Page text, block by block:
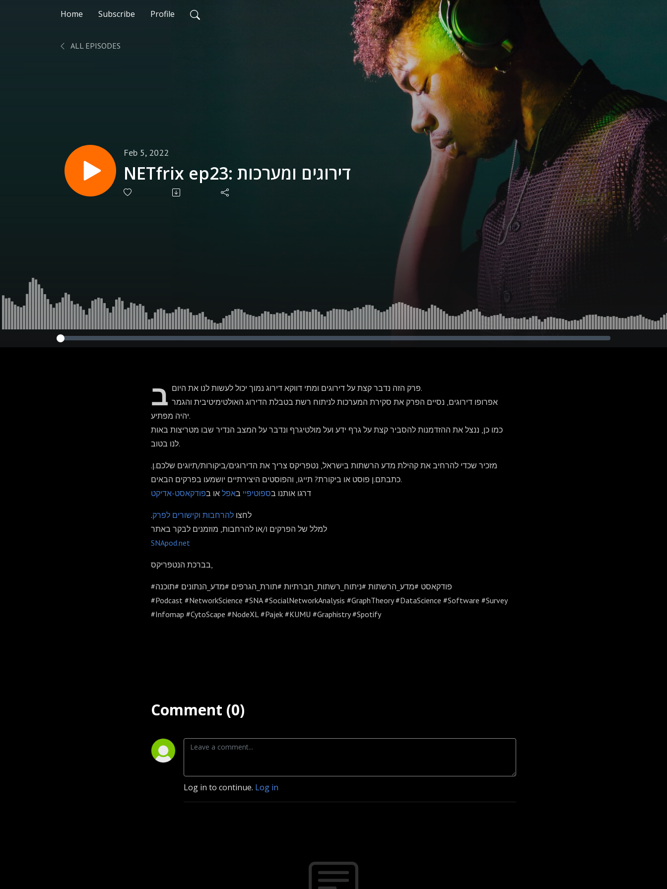
Home Subscribe Profile
ALL EPISODES
Feb 5, 2022
NETfrix ep23: דירוגים ומערכות
ב
פרק הזה נדבר קצת על דירוגים ומתי דווקא דירוג נמוך יכול לעשות לנו את היום.
אפרופו דירוגים, נסיים הפרק את סקירת המערכות לניתוח רשת בטבלת הדירוג האולטימיטיבית והגמר
יהיה מפתיע.
כמו כן, ננצל את ההזדמנות להסביר קצת על גרף ידע ועל מולטיגרף ונדבר על המצב הנדיר שבו מטריצות באות
לנו בטוב.
מזכיר שכדי להרחיב את קהילת מדע הרשתות בישראל, נטפריקס צריך את הדירוגים/ביקורות/תיוגים שלכם.ן.
כתבתם.ן פוסט או ביקורת? תייגו, והפוסטים היצירתיים יושמעו בפרקים הבאים.
דרגו אותנו בספוטיפיי באפל או בפודקאסט-אדיקט
.לחצו להרחבות וקישורים לפרק
למלל של הפרקים ו/או להרחבות, מוזמנים לבקר באתר
SNApod.net
בברכת הנטפריקס,
#פודקאסט #מדע_הרשתות #ניתוח_רשתות_חברתיות #תורת_הגרפים #מדע_הנתונים #תוכנה
#Podcast #NetworkScience #SNA #SocialNetworkAnalysis #GraphTheory #DataScience #Software #Survey
#Infomap #CytoScape #NodeXL #Pajek #KUMU #Graphistry #Spotify
Comment (0)
Log in to continue. Log in